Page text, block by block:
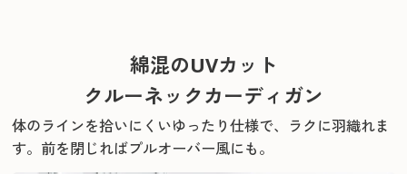
綿混のUVカット
クルーネックカーディガン
体のラインを拾いにくいゆったり仕様で、ラクに羽織れま
す。 前を閉じればプルオーバー風にも。